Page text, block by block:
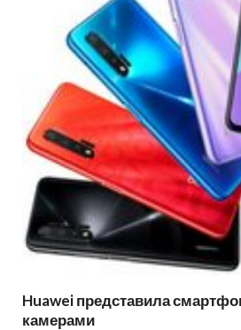
Huawei представила
камерами